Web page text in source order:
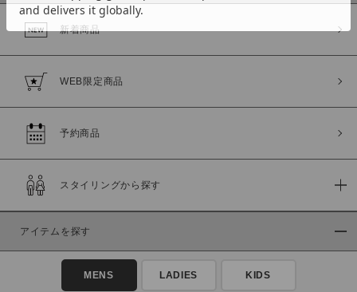
通常商品
新着商品
WEB限定商品
予約商品
スタイリングから探す
アイテムを探す
MENS LADIES KIDS